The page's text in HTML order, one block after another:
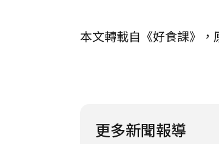
本文轉載自《好食課》，
更多新聞報導